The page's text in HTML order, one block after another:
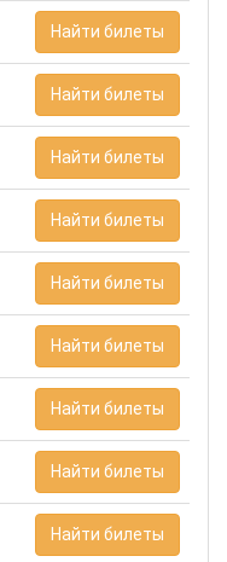
Найти билеты
Найти билеты
Найти билеты
Найти билеты
Найти билеты
Найти билеты
Найти билеты
Найти билеты
Найти билеты